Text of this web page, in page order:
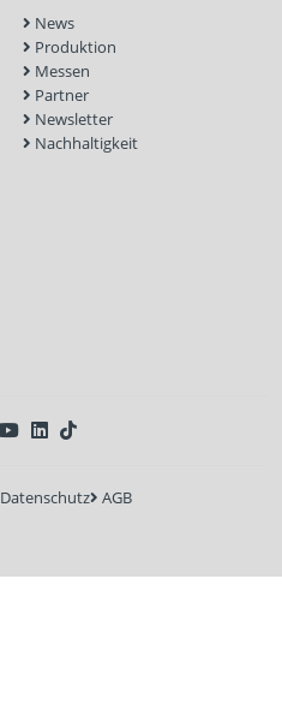
News
Produktion
Messen
Partner
Newsletter
Nachhaltigkeit
Datenschutz AGB